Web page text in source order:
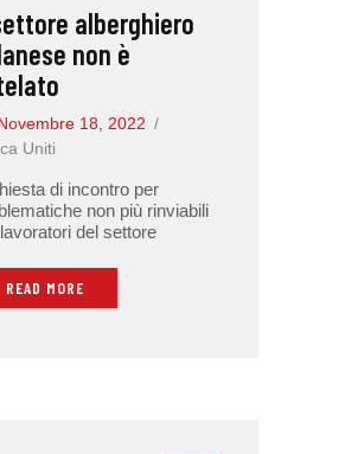
alberghiero
non è
18, 2022
Uniti
di incontro per
non più rinviabili
del settore
READ MORE